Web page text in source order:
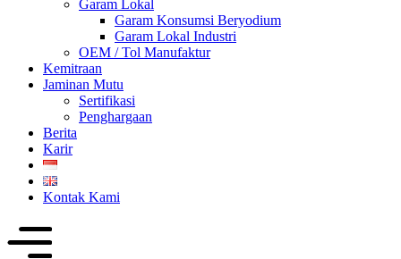
Garam Lokal
Garam Konsumsi Beryodium
Garam Lokal Industri
OEM / Tol Manufaktur
Kemitraan
Jaminan Mutu
Sertifikasi
Penghargaan
Berita
Karir
Kontak Kami